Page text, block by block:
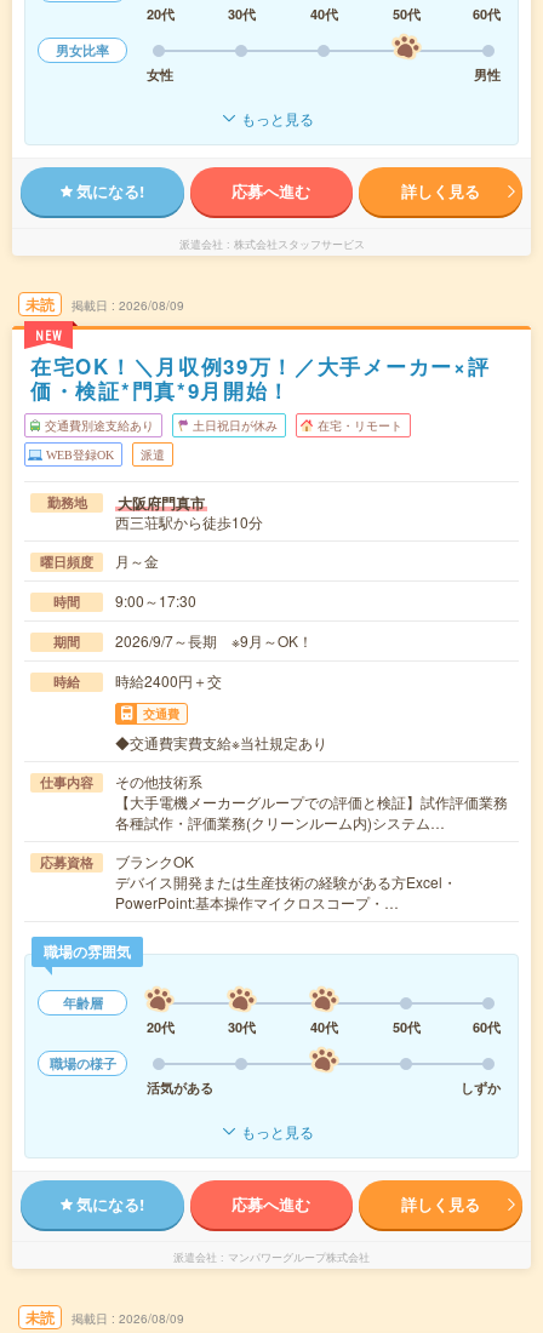
20代
30代 40代 50代
60代
男女比率
女性
男性
もっと見る
気になる! 応募へ進む 詳しく見る
派遣会社 株式会社スタッフサービス
未読
NEW
掲載日 2026/08/09
在宅OK！＼月収例39万！／大手メーカー×評
価・検証*門真*9月開始！
交通費別途支給あり 土日祝日が休み 在宅・リモート
WEB登録OK 派遣
勤務地 大阪府門真市
西三荘駅から徒歩10分
曜日頻度 月～金
時間 9:00～17:30
期間 2026/9/7～長期 ※9月～OK！
時給 時給2400円＋交
交通費
◆交通費実費支給※当社規定あり
仕事内容
その他技術系
【大手電機メーカーグループでの評価と検証】試作評価業務
各種試作・評価業務(クリーンルーム内)システム…
応募資格
ブランクOK
デバイス開発または生産技術の経験がある方Excel・
PowerPoint:基本操作マイクロスコープ・…
職場の雰囲気
年齢層
20代
30代 40代 50代
60代
職場の様子
活気がある
しずか
もっと見る
気になる! 応募へ進む 詳しく見る
派遣会社 マンパワーグループ株式会社
未読 掲載日 2026/08/09